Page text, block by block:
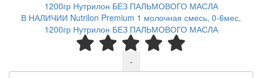
В НАЛИЧИИ Nutrilon Premium 1 молочная смесь, 0-6мес,
1200гр Нутрилон БЕЗ ПАЛЬМОВОГО МАСЛА
-